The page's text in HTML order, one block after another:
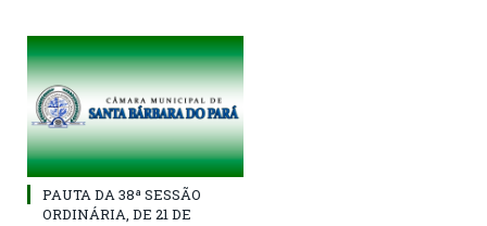
PAUTA DA 38ª SESSÃO
ORDINÁRIA, DE 21 DE